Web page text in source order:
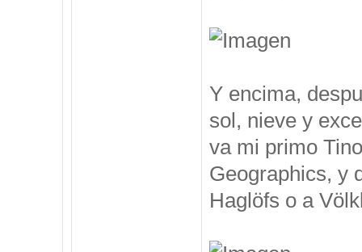
Y encima,
sol, nieve y
va mi primo
Geographics, y
Haglöfs o a